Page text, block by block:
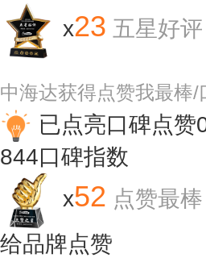
x23 五星好评
中海达获得点赞我最棒/
已点亮口碑点赞
844口碑指数
x52 点赞最棒
给品牌点赞